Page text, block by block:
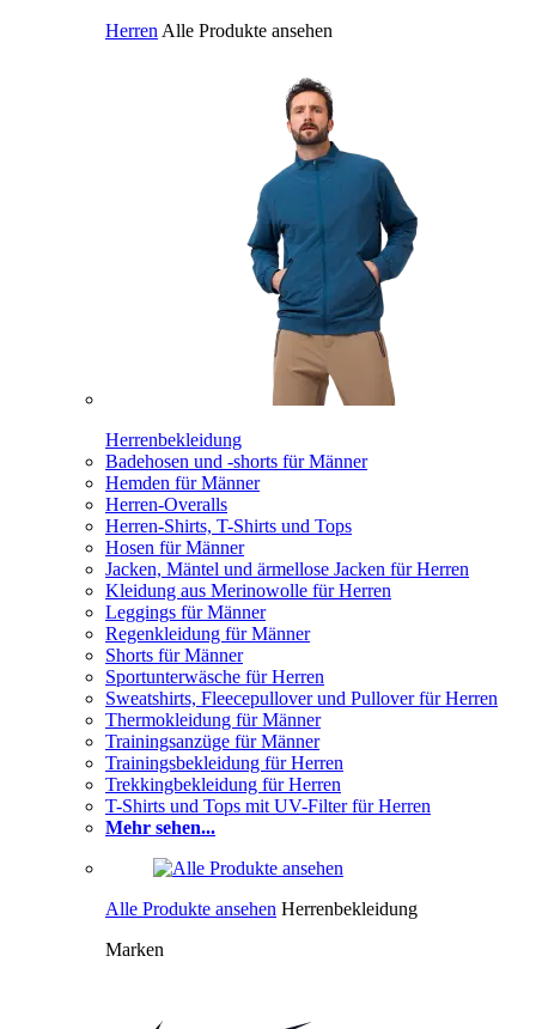
Herren Alle Produkte ansehen
Herrenbekleidung
Badehosen und -shorts für Männer
Hemden für Männer
Herren-Overalls
Herren-Shirts, T-Shirts und Tops
Hosen für Männer
Jacken, Mäntel und ärmellose Jacken für Herren
Kleidung aus Merinowolle für Herren
Leggings für Männer
Regenkleidung für Männer
Shorts für Männer
Sportunterwäsche für Herren
Sweatshirts, Fleecepullover und Pullover für Herren
Thermokleidung für Männer
Trainingsanzüge für Männer
Trainingsbekleidung für Herren
Trekkingbekleidung für Herren
T-Shirts und Tops mit UV-Filter für Herren
Mehr sehen...
Alle Produkte ansehen Herrenbekleidung
Marken